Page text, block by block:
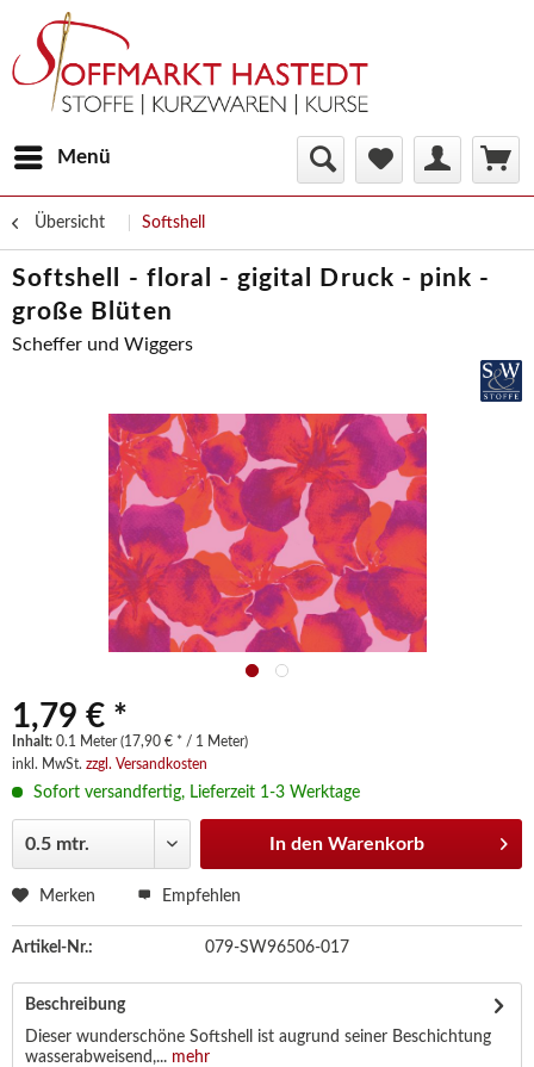
Menü
Übersicht Softshell
Softshell - floral - gigital Druck - pink -
große Blüten
Scheffer und Wiggers
1,79 € *
Inhalt: 0.1 Meter (17,90 € * / 1 Meter)
inkl. MwSt. zzgl. Versandkosten
Sofort versandfertig, Lieferzeit 1-3 Werktage
In den Warenkorb
Merken Empfehlen
Artikel-Nr.: 079-SW96506-017
Beschreibung
Dieser wunderschöne Softshell ist augrund seiner Beschichtung
wasserabweisend,... mehr